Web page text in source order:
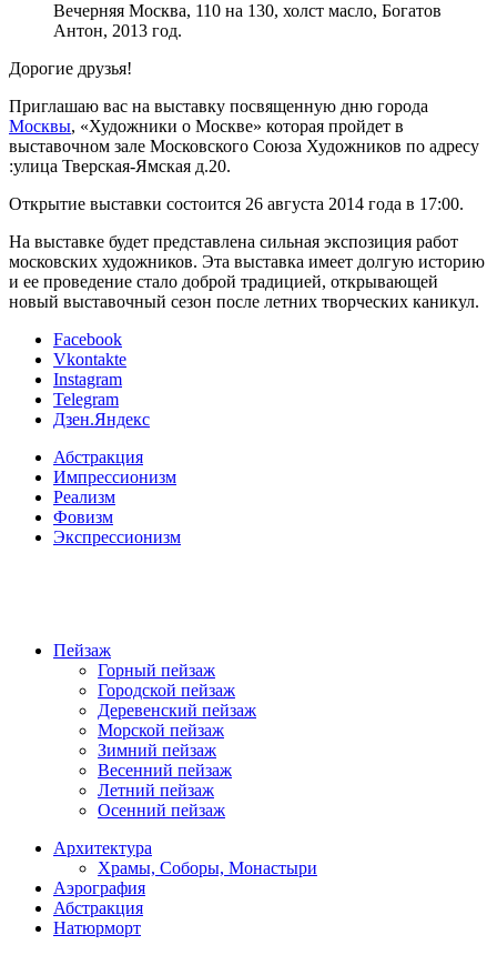
Вечерняя Москва, 110 на 130, холст масло, Богатов
Антон, 2013 год.
Дорогие друзья!
Приглашаю вас на выставку посвященную дню города
Москвы, «Художники о Москве» которая пройдет в
выставочном зале Московского Союза Художников по адресу
:улица Тверская-Ямская д.20.
Открытие выставки состоится 26 августа 2014 года в 17:00.
На выставке будет представлена сильная экспозиция работ
московских художников. Эта выставка имеет долгую историю
и ее проведение стало доброй традицией, открывающей
новый выставочный сезон после летних творческих каникул.
Facebook
Vkontakte
Instagram
Telegram
Дзен.Яндекс
Абстракция
Импрессионизм
Реализм
Фовизм
Экспрессионизм
Пейзаж
Горный пейзаж
Городской пейзаж
Деревенский пейзаж
Морской пейзаж
Зимний пейзаж
Весенний пейзаж
Летний пейзаж
Осенний пейзаж
Архитектура
Храмы, Соборы, Монастыри
Аэрография
Абстракция
Натюрморт